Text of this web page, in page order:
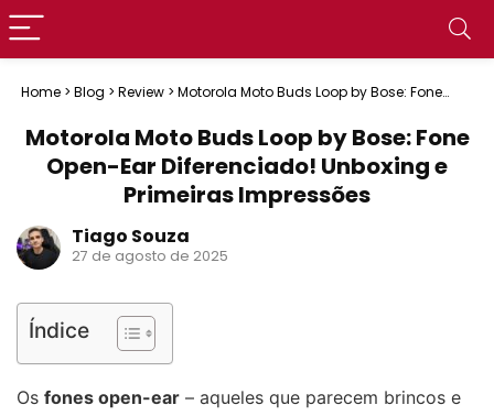
Home > Blog > Review > Motorola Moto Buds Loop by Bose: Fone
Motorola Moto Buds Loop by Bose: Fone
Open-Ear Diferenciado! Unboxing e
Primeiras Impressões
Tiago Souza
27 de agosto de 2025
Índice
Os fones open-ear – aqueles que parecem brincos e